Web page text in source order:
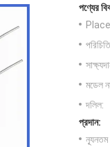
পণ্যের
মডেল
দলিল:
প্রদান:
ন্যূনতম